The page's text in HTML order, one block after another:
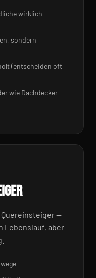
wirklich
sondern
(entscheiden oft
wie Dachdecker
—
Lebenslauf, aber